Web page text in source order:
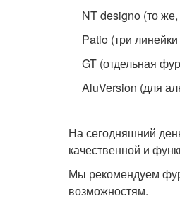
NT designo (то
Patio (три
GT (отдельная
AluVersion (для
На сегодняшний
качественной и
Мы рекомендуем
возможностям.